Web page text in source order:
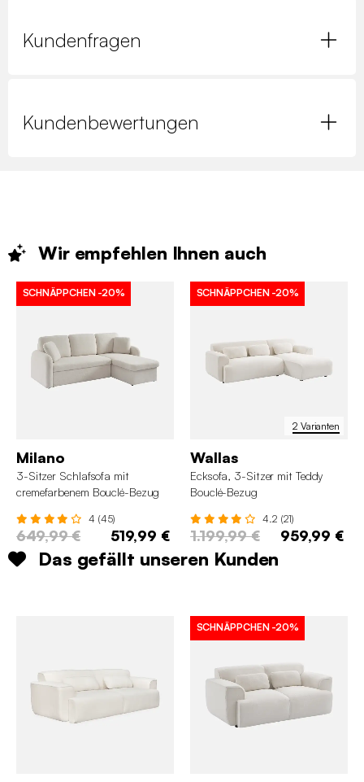
Kundenfragen
Kundenbewertungen
Wir empfehlen Ihnen auch
SCHNÄPPCHEN -20%
Milano
3-Sitzer Schlafsofa mit
cremefarbenem Bouclé-Bezug
4 (45)
649,99 € 519,99 €
2 Varianten
SCHNÄPPCHEN -20%
Wallas
Ecksofa, 3-Sitzer mit Teddy
Bouclé-Bezug
4.2 (21)
1.199,99 € 959,99 €
Das gefällt unseren Kunden
SCHNÄPPCHEN -20%